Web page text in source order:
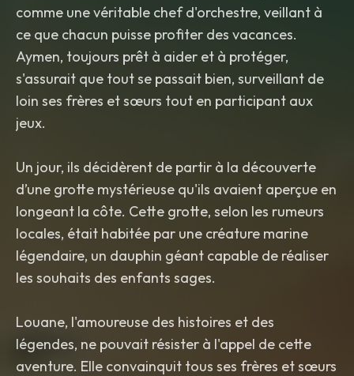
comme une véritable chef d'orchestre, veillant à
ce que chacun puisse profiter des vacances.
Aymen, toujours prêt à aider et à protéger,
s'assurait que tout se passait bien, surveillant de
loin ses frères et sœurs tout en participant aux
jeux.
Un jour, ils décidèrent de partir à la découverte
d’une grotte mystérieuse qu'ils avaient aperçue en
longeant la côte. Cette grotte, selon les rumeurs
locales, était habitée par une créature marine
légendaire, un dauphin géant capable de réaliser
les souhaits des enfants sages.
Louane, l'amoureuse des histoires et des
légendes, ne pouvait résister à l'appel de cette
aventure. Elle convainquit tous ses frères et sœurs